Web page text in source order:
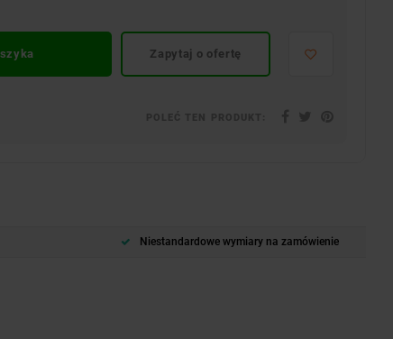
Zapytaj o ofertę
Niestandardowe wymiary na zamówienie